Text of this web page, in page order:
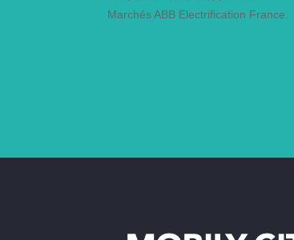
Marchés ABB Electrification France.